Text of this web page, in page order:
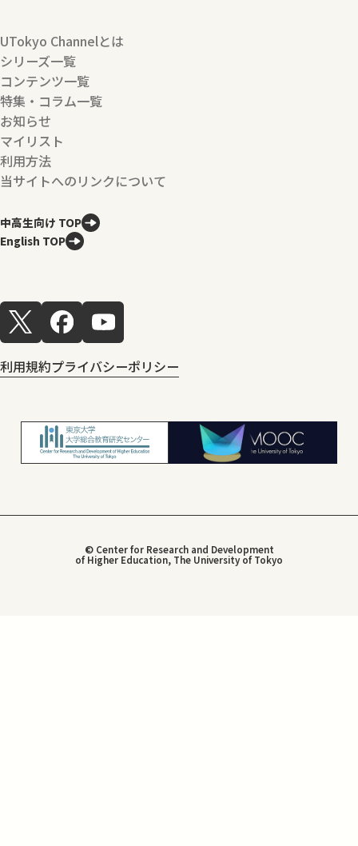
UTokyo Channelとは
シリーズ一覧
コンテンツ一覧
特集・コラム一覧
お知らせ
マイリスト
利用方法
当サイトへのリンクについて
中高生向け TOP
English TOP
利用規約プライバシーポリシー
© Center for Research and Development
of Higher Education, The University of Tokyo